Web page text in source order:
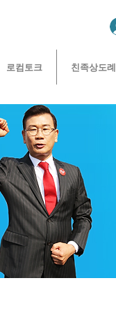
로컴토크 친족상도례